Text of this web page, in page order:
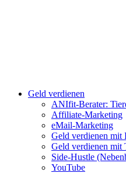
Geld verdienen
ANIfit-Berater:
Affiliate-Marketing
eMail-Marketing
Geld verdienen mit
Geld verdienen mit
Side-Hustle
YouTube